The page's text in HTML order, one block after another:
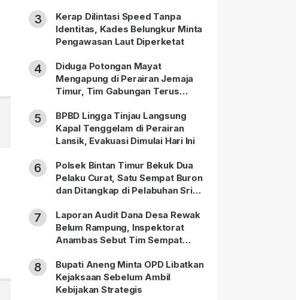
3
Kerap Dilintasi Speed Tanpa
Identitas, Kades Belungkur Minta
Pengawasan Laut Diperketat
4
Diduga Potongan Mayat
Mengapung di Perairan Jemaja
Timur, Tim Gabungan Terus
5
BPBD Lingga Tinjau Langsung
Kapal Tenggelam di Perairan
Lansik, Evakuasi Dimulai Hari Ini
6
Polsek Bintan Timur Bekuk Dua
Pelaku Curat, Satu Sempat Buron
dan Ditangkap di Pelabuhan Sri
7
Laporan Audit Dana Desa Rewak
Belum Rampung, Inspektorat
Anambas Sebut Tim Sempat
8
Bupati Aneng Minta OPD Libatkan
Kejaksaan Sebelum Ambil
Kebijakan Strategis